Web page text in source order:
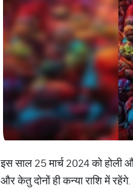
इस साल 25 मार्च 2024 को होली
और केतु दोनों ही कन्या राशि में रहेंगे.